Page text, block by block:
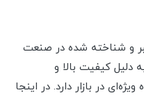
و شناخته شده در صنعت
دلیل کیفیت بالا و
در بازار دارد. در اینجا